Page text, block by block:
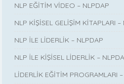
NLP EĞİTİM VİDEO – NLPDAP
NLP KİŞİSEL GELİŞİM KİTAPLARI –
NLP İLE LİDERLİK – NLPDAP
NLP İLE KİŞİSEL LİDERLİK –
LİDERLİK EĞİTİM PROGRAMLARI